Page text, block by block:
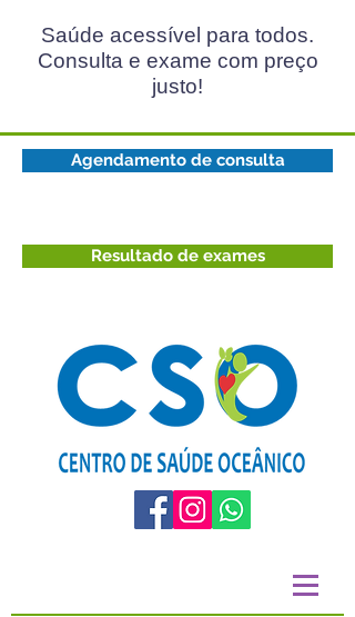
Saúde acessível para todos.
Consulta e exame com preço
justo!
Agendamento de consulta
Resultado de exames